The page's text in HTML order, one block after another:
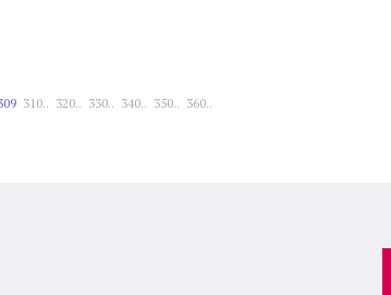
310.. 320.. 330.. 340.. 350.. 360..